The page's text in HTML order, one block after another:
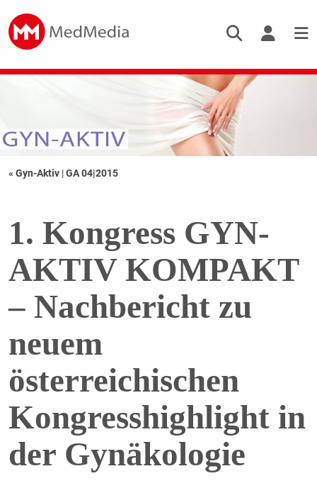
« Gyn-Aktiv |GA 04|2015
1. Kongress GYN-
AKTIV KOMPAKT
– Nachbericht zu
neuem
österreichischen
Kongresshighlight in
der Gynäkologie